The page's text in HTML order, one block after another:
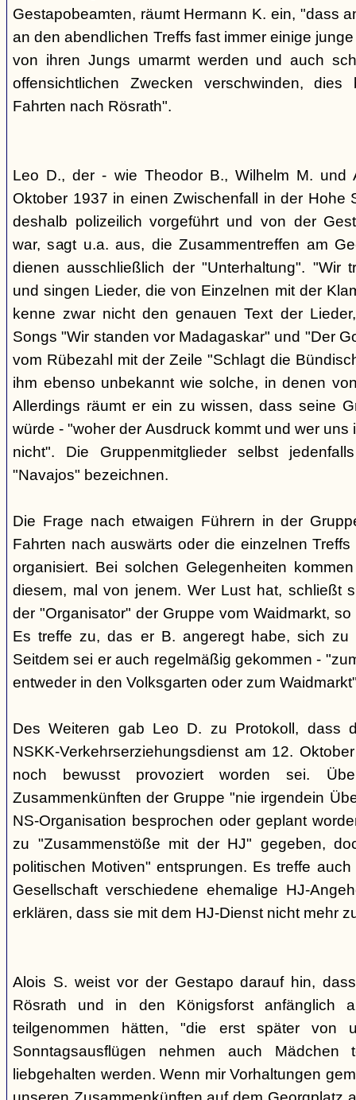
Gestapobeamten, räumt Hermann K. ein, "dass
an den abendlichen Treffs fast immer einige
von ihren Jungs umarmt werden und auch
offensichtlichen Zwecken verschwinden,
Fahrten nach Rösrath".
Leo D., der - wie Theodor B., Wilhelm M. und
Oktober 1937 in einen Zwischenfall in der Hohe
deshalb polizeilich vorgeführt und von der
war, sagt u.a. aus, die Zusammentreffen am
dienen ausschließlich der "Unterhaltung". "Wir
und singen Lieder, die von Einzelnen mit der
kenne zwar nicht den genauen Text der
Songs "Wir standen vor Madagaskar" und "Der
vom Rübezahl mit der Zeile "Schlagt die
ihm ebenso unbekannt wie solche, in denen
Allerdings räumt er ein zu wissen, dass seine
würde - "woher der Ausdruck kommt und wer
nicht". Die Gruppenmitglieder selbst
"Navajos" bezeichnen.
Die Frage nach etwaigen Führern in der
Fahrten nach auswärts oder die einzelnen
organisiert. Bei solchen Gelegenheiten
diesem, mal von jenem. Wer Lust hat, schließt
der "Organisator" der Gruppe vom Waidmarkt,
Es treffe zu, das er B. angeregt habe, sich zu
Seitdem sei er auch regelmäßig gekommen -
entweder in den Volksgarten oder zum
Des Weiteren gab Leo D. zu Protokoll, dass
NSKK-Verkehrserziehungsdienst am 12.
noch bewusst provoziert worden sei.
Zusammenkünften der Gruppe "nie irgendein
NS-Organisation besprochen oder geplant
zu "Zusammenstöße mit der HJ" gegeben,
politischen Motiven" entsprungen. Es treffe
Gesellschaft verschiedene ehemalige HJ-
erklären, dass sie mit dem HJ-Dienst nicht mehr
Alois S. weist vor der Gestapo darauf hin,
Rösrath und in den Königsforst anfänglich
teilgenommen hätten, "die erst später von
Sonntagsausflügen nehmen auch
liebgehalten werden. Wenn mir Vorhaltungen